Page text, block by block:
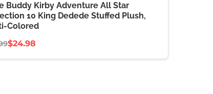
Buddy Kirby Adventure All Star
10 King Dedede Stuffed Plush,
Colored
$24.98